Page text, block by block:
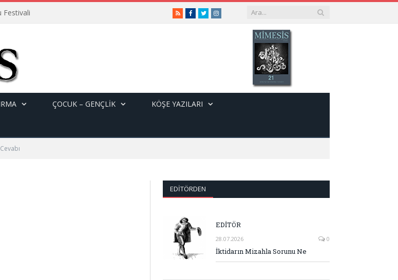
Festivali RSSFacebook
TwitterInstagram
ÇOCUK – GENÇLIK KÖŞE YAZILARI
EDITÖRDEN
EDİTÖR
28.07.2026 0
İktidarın Mizahla Sorunu Ne